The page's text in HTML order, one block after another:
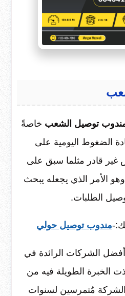
توصيل الشعب خاصةً
الضغوط اليومية على
غير قادر مثلما سبق على
الأمر الذي يجعله يبحث
الطلبات.
مندوب توصيل حولي
الشركات الرائدة في
الخبرة الطويلة فيه من
مُتمرسين لسنوات